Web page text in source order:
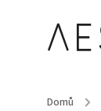
Domů /